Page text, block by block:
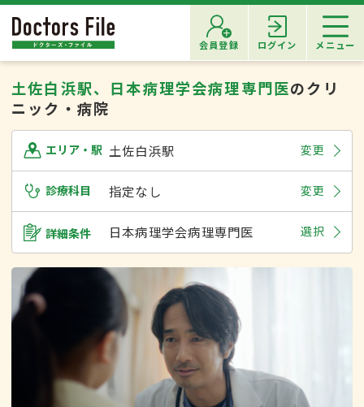
会員登録 ログイン メニュー
土佐白浜駅、日本病理学会病理専門医のクリ
ニック・病院
エリア・駅 土佐白浜駅 変更
診療科目 指定なし 変更
詳細条件 日本病理学会病理専門医 選択